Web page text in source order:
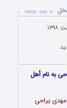
به نام أهل
یراحى